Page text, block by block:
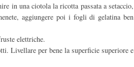
in una ciotola la ricotta passata a setaccio,
aggiungere poi i fogli di gelatina ben
elettriche.
Livellare per bene la superficie superiore e